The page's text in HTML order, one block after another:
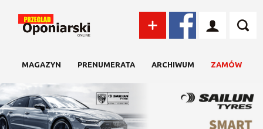
MAGAZYN PRENUMERATA ARCHIWUM ZAMÓW